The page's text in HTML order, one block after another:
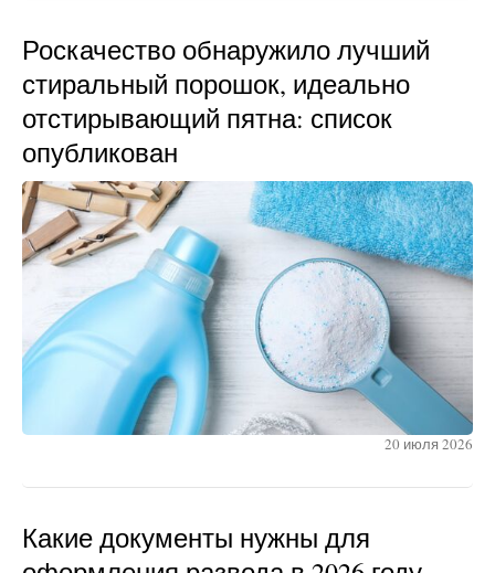
Роскачество обнаружило лучший
стиральный порошок, идеально
отстирывающий пятна: список
опубликован
20 июля 2026
Какие документы нужны для